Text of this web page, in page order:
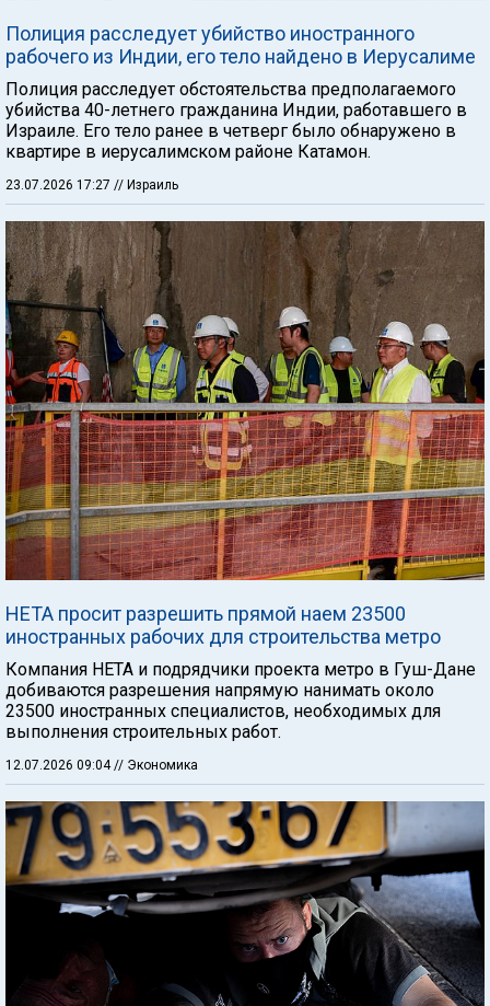
Полиция расследует убийство иностранного
рабочего из Индии, его тело найдено в Иерусалиме
Полиция расследует обстоятельства предполагаемого
убийства 40-летнего гражданина Индии, работавшего в
Израиле. Его тело ранее в четверг было обнаружено в
квартире в иерусалимском районе Катамон.
23.07.2026 17:27 // Израиль
НЕТА просит разрешить прямой наем 23500
иностранных рабочих для строительства метро
Компания НЕТА и подрядчики проекта метро в Гуш-Дане
добиваются разрешения напрямую нанимать около
23500 иностранных специалистов, необходимых для
выполнения строительных работ.
12.07.2026 09:04// Экономика